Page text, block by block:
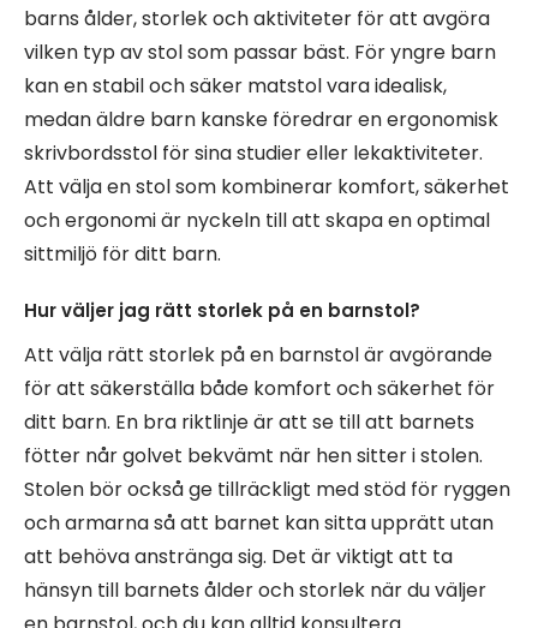
barns ålder, storlek och aktiviteter för att avgöra
vilken typ av stol som passar bäst. För yngre barn
kan en stabil och säker matstol vara idealisk,
medan äldre barn kanske föredrar en ergonomisk
skrivbordsstol för sina studier eller lekaktiviteter.
Att välja en stol som kombinerar komfort, säkerhet
och ergonomi är nyckeln till att skapa en optimal
sittmiljö för ditt barn.
Hur väljer jag rätt storlek på en barnstol?
Att välja rätt storlek på en barnstol är avgörande
för att säkerställa både komfort och säkerhet för
ditt barn. En bra riktlinje är att se till att barnets
fötter når golvet bekvämt när hen sitter i stolen.
Stolen bör också ge tillräckligt med stöd för ryggen
och armarna så att barnet kan sitta upprätt utan
att behöva anstränga sig. Det är viktigt att ta
hänsyn till barnets ålder och storlek när du väljer